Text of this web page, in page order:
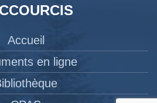
Accueil
en ligne